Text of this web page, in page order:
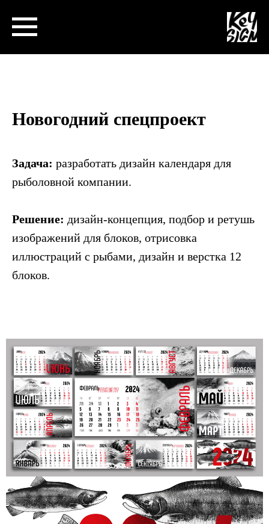
Новогодний спецпроект
Задача: разработать дизайн календаря для
рыболовной компании.
Решение: дизайн-концепция, подбор и ретушь
изображений для блоков, отрисовка
иллюстраций с рыбами, дизайн и верстка 12
блоков.